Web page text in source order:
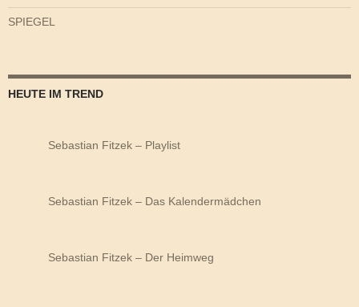
SPIEGEL
HEUTE IM TREND
Sebastian Fitzek – Playlist
Sebastian Fitzek – Das Kalendermädchen
Sebastian Fitzek – Der Heimweg